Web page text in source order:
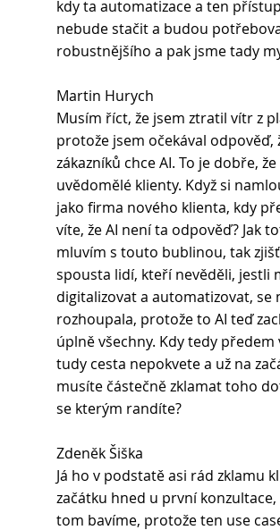
kdy ta automatizace a ten
nebude stačit a budou
robustnějšího a pak jsme tady
Martin Hurych
Musím říct, že jsem ztratil vítr z
protože jsem očekával odpověď,
zákazníků chce AI. To je dobře,
uvědomělé klienty. Když si
jako firma nového klienta, kdy
víte, že AI není ta odpověď? Jak
mluvím s touto bublinou, tak
spousta lidí, kteří nevěděli, jestli
digitalizovat a automatizovat, se
rozhoupala, protože to AI teď
úplně všechny. Kdy tedy předem
tudy cesta nepokvete a už na
musíte částečně zklamat toho
se kterým randíte?
Zdeněk Šiška
Já ho v podstatě asi rád zklamu
začátku hned u první konzultace,
tom bavíme, protože ten use